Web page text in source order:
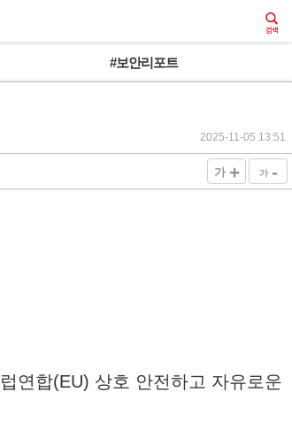
#보안리포트
2025-11-05 13:51
가 + 가 -
연합(EU) 상호 안전하고 자유로운